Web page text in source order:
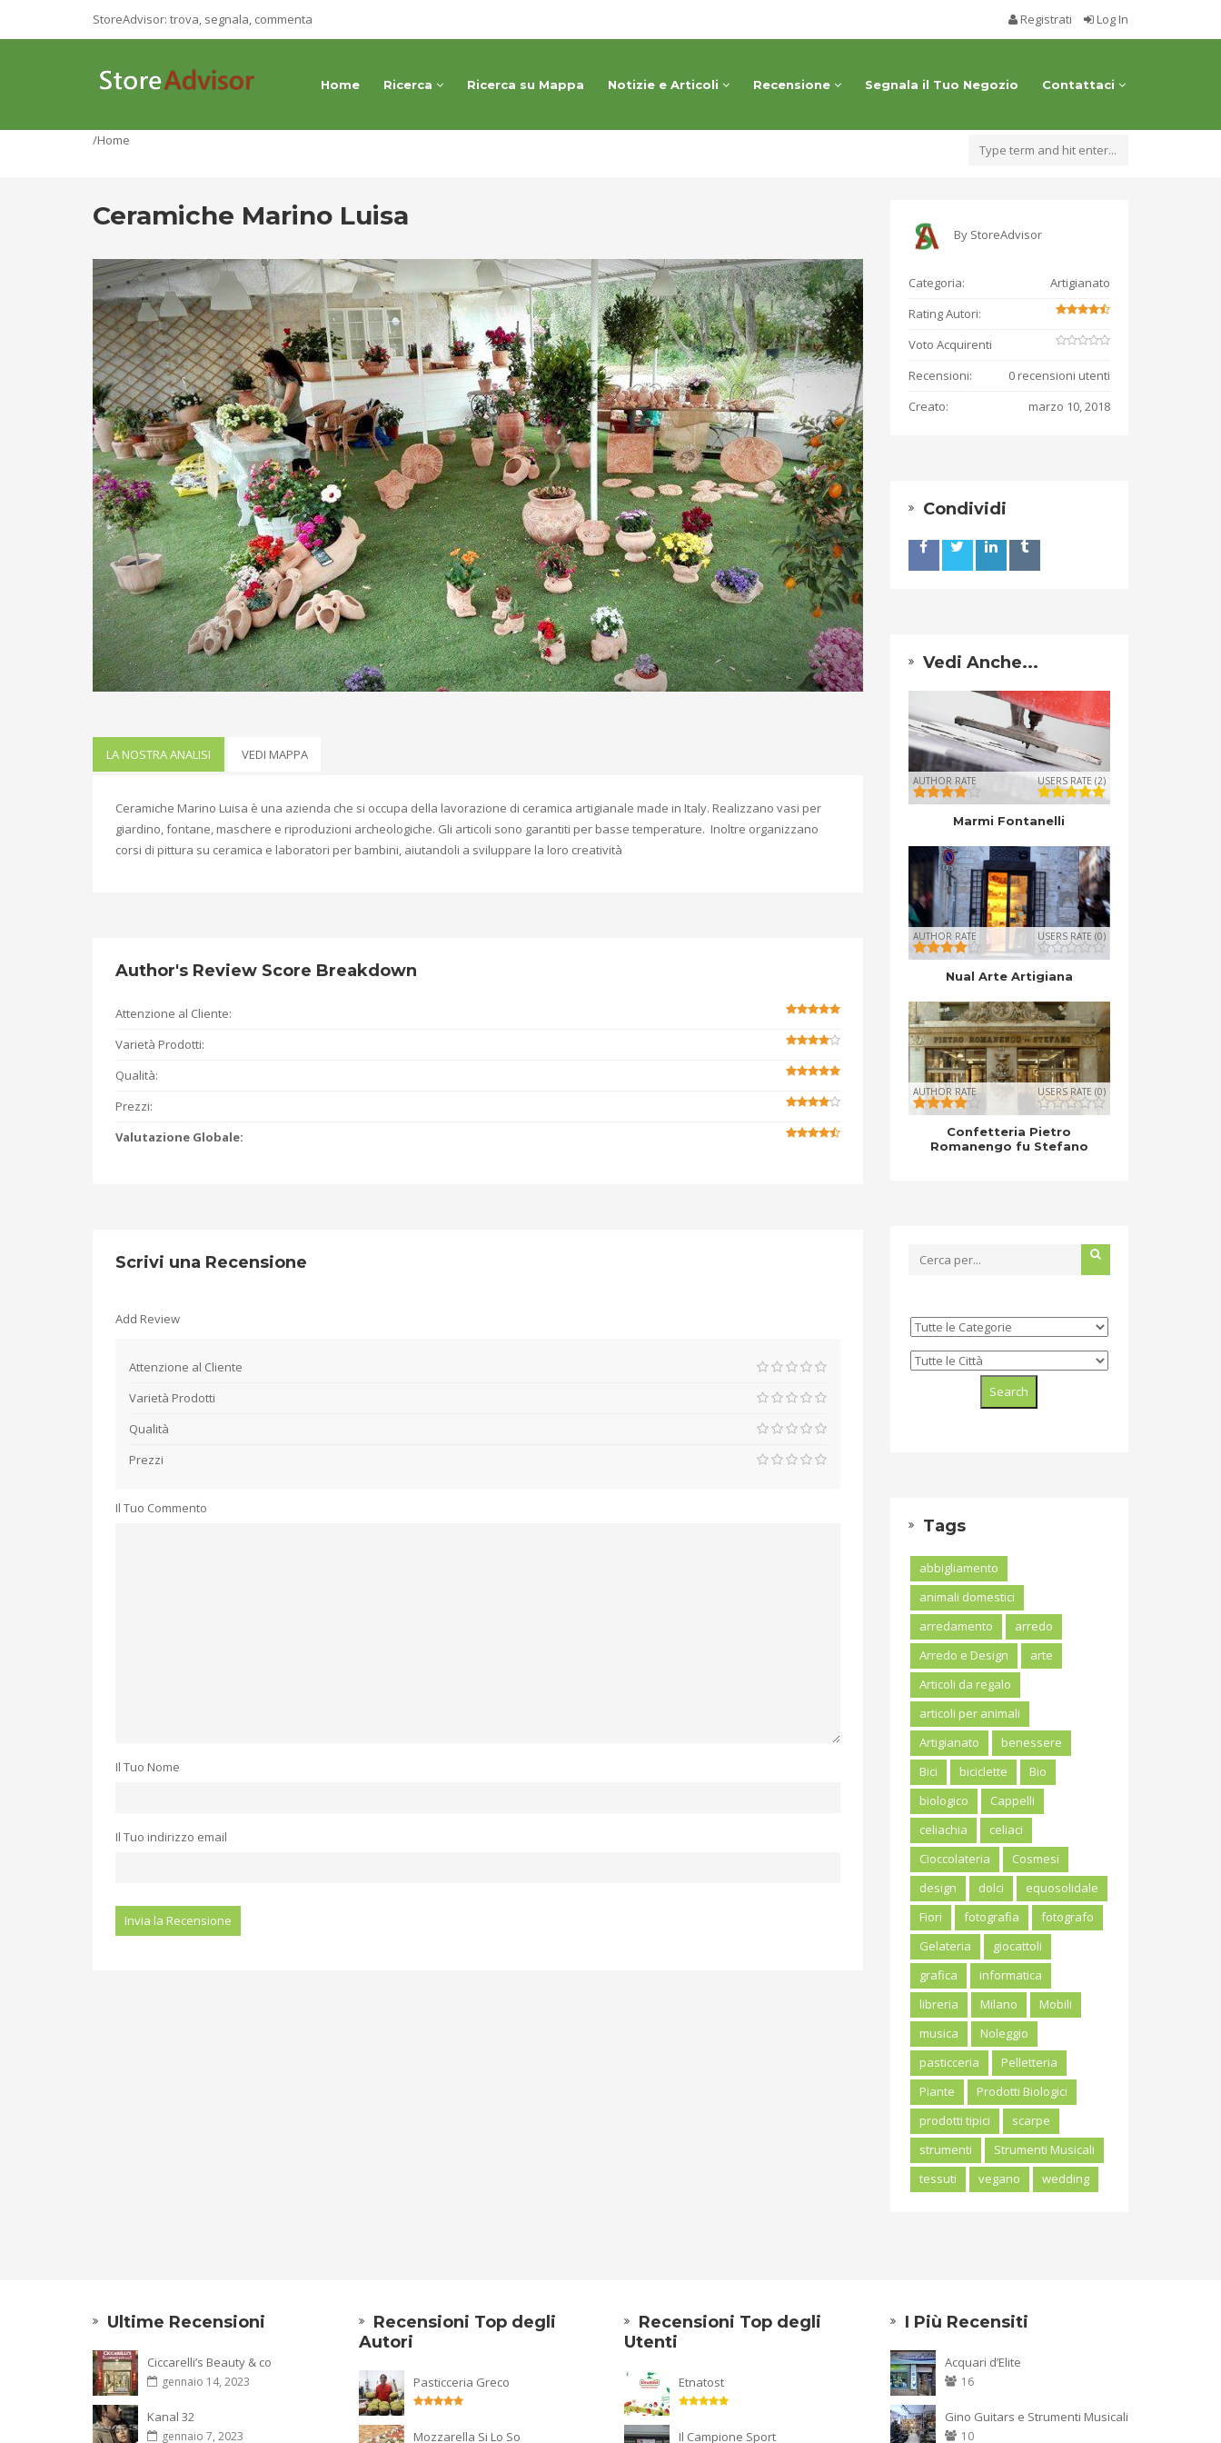
StoreAdvisor: trova, segnala, commenta Registrati Log In
Home Ricerca Ricerca su Mappa Notizie e Articoli Recensione Segnala il Tuo Negozio Contattaci
/Home
Ceramiche Marino Luisa
LA NOSTRA ANALISI VEDI MAPPA
Ceramiche Marino Luisa è una azienda che si occupa della lavorazione di ceramica artigianale made in Italy. Realizzano vasi per
giardino, fontane, maschere e riproduzioni archeologiche. Gli articoli sono garantiti per basse temperature. Inoltre organizzano
corsi di pittura su ceramica e laboratori per bambini, aiutandoli a sviluppare la loro creatività
Author's Review Score Breakdown
Attenzione al Cliente:
Varietà Prodotti:
Qualità:
Prezzi:
Valutazione Globale:
Scrivi una Recensione
Add Review
Attenzione al Cliente
Varietà Prodotti
Qualità
Prezzi
Il Tuo Commento
Il Tuo Nome
Il Tuo indirizzo email
By StoreAdvisor
Categoria:
Artigianato
Rating Autori:
Voto Acquirenti
Recensioni:
0 recensioni utenti
Creato:
marzo 10, 2018
Condividi
Vedi Anche...
AUTHOR RATE USERS RATE (2)
Marmi Fontanelli
AUTHOR RATE USERS RATE (0)
Nual Arte Artigiana
AUTHOR RATE USERS RATE (0)
Confetteria Pietro
Romanengo fu Stefano
Tags
abbigliamento
animali domestici
arredamento
arredo
Arredo e Design
arte
Articoli da regalo
articoli per animali
Artigianato
benessere
Bici
biciclette
Bio
biologico
Cappelli
celiachia
celiaci
Cioccolateria
Cosmesi
design
dolci
equosolidale
Fiori
fotografia
fotografo
Gelateria
giocattoli
grafica
informatica
libreria
Milano
Mobili
musica
Noleggio
pasticceria
Pelletteria
Piante
Prodotti Biologici
prodotti tipici
scarpe
strumenti
Strumenti Musicali
tessuti
vegano wedding
Ultime Recensioni
Ciccarelli’s Beauty & co
gennaio 14, 2023
Kanal 32
gennaio 7, 2023
Recensioni Top degli
Autori
Pasticceria Greco
Mozzarella Si Lo So
Recensioni Top degli
Utenti
Etnatost
Il Campione Sport
I Più Recensiti
Acquari d’Elite
16
Gino Guitars e Strumenti Musicali
10